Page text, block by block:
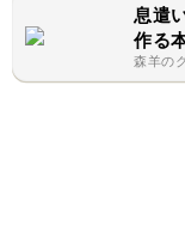
息遣
作る
森羊の